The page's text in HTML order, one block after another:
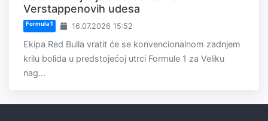
Verstappenovih udesa
Formula 1 16.07.2026 15:52
Ekipa Red Bulla vratit će se konvencionalnom zadnjem
krilu bolida u predstojećoj utrci Formule 1 za Veliku
nag...